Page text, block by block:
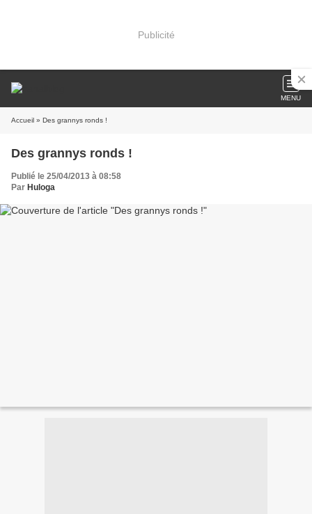
Publicité
MENU
Accueil » Des grannys ronds !
Des grannys ronds !
Publié le 25/04/2013 à 08:58
Par Huloga